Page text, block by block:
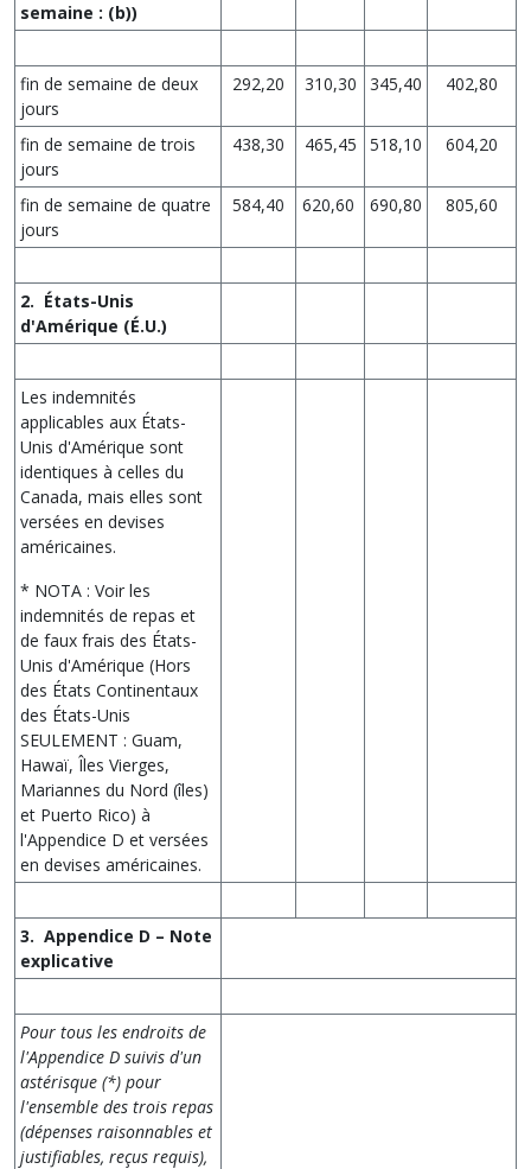
semaine : (b))
fin de semaine de deux
jours
292,20 310,30 345,40 402,80
fin de semaine de trois
jours
438,30 465,45 518,10 604,20
fin de semaine de quatre
jours
584,40 620,60 690,80 805,60
2. États-Unis
d'Amérique (É.U.)
Les indemnités
applicables aux États-
Unis d'Amérique sont
identiques à celles du
Canada, mais elles sont
versées en devises
américaines.
* NOTA : Voir les
indemnités de repas et
de faux frais des États-
Unis d'Amérique (Hors
des États Continentaux
des États-Unis
SEULEMENT : Guam,
Hawaï, Îles Vierges,
Mariannes du Nord (îles)
et Puerto Rico) à
l'Appendice D et versées
en devises américaines.
3. Appendice D – Note
explicative
Pour tous les endroits de
l'Appendice D suivis d'un
astérisque (*) pour
l'ensemble des trois repas
(dépenses raisonnables et
justifiables, reçus requis),